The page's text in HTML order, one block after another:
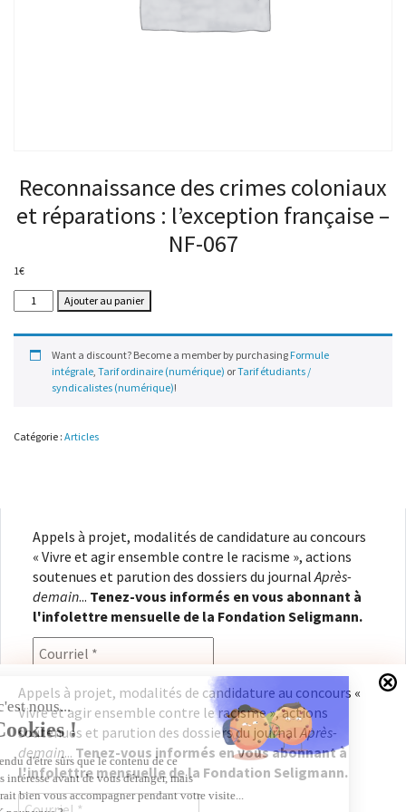
Reconnaissance des crimes coloniaux
et réparations : l’exception française –
NF-067
1€
quantité
de
crimes
coloniaux
l’exception
Ajouter au panier
Want a discount? Become a member by purchasing Formule
intégrale, Tarif ordinaire (numérique) orTarif étudiants /
syndicalistes (numérique)!
Catégorie : Articles
Appels à projet, modalités de candidature au concours
« Vivre et agir ensemble contre le racisme », actions
soutenues et parution des dossiers du journalAprès-
demain... Tenez-vous informés en vous abonnant à
l'infolettre mensuelle de la Fondation Seligmann.
En renseignant votre adresse électronique, vous
consentez à recevoir l'infolettre de la Fondation
Seligmann, conformément à notrepolitique de
confidentialité. Il vous sera possible de vous
désabonner à tout moment.
Appels à projet, modalités de candidature au concours «
Vivre et agir ensemble contre le racisme », actions
soutenues et parution des dossiers du journalAprès-
demain... Tenez-vous informés en vous abonnant à
l'infolettre mensuelle de la Fondation Seligmann.